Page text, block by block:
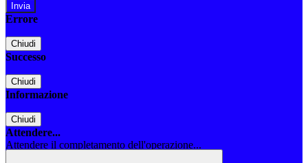
Errore
Chiudi
Successo
Chiudi
Informazione
Chiudi
Attendere...
Attendere il completamento dell'operazione...